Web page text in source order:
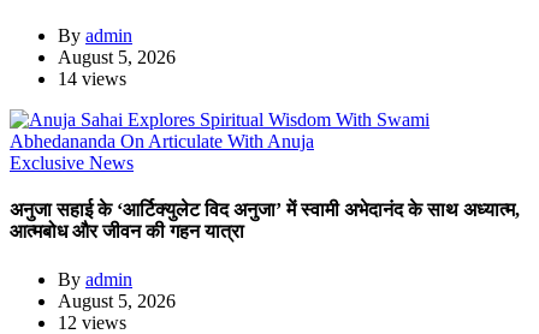
By admin
August 5, 2026
14 views
Exclusive News
अनुजा सहाई के ‘आर्टिक्युलेट विद अनुजा’ में स्वामी अभेदानंद के साथ अध्यात्म,
आत्मबोध और जीवन की गहन यात्रा
By admin
August 5, 2026
12 views